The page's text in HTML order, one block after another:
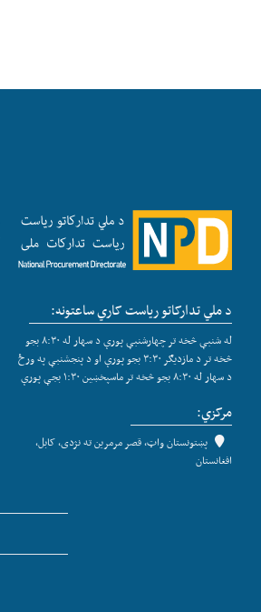
د ملي تدارکاتو ریاست کاري ساعتونه:
له شنبې څخه تر چهارشنبې پورې د سهار له ۸:۳۰ بجو
څخه تر د مازدیګر ۳:۳۰ بجو پورې او د پنجشنبې په ورځ
د سهار له ۸:۳۰ بجو څخه تر ماسپخښین ۱:۳۰ بجې پورې
مرکزي:
پښتونستان واټ، قصر مرمرین ته نژدی، کابل،
افغانستان